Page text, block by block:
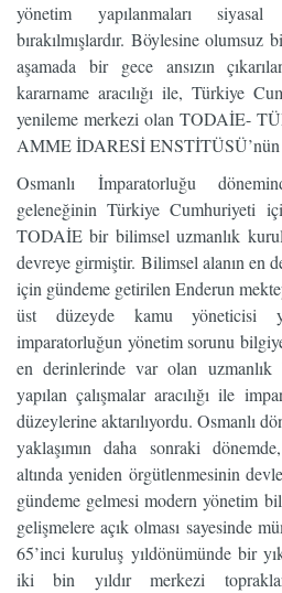
yönetim yapılanmaları
bırakılmışlardır. Böylesine
aşamada bir gece ansızın
kararname aracılığı ile, Türkiye
yenileme merkezi olan TODAİE-
AMME İDARESİ ENSTİTÜSÜ’nün
Osmanlı İmparatorluğu
geleneğinin Türkiye Cumhuriyeti
TODAİE bir bilimsel uzmanlık
devreye girmiştir. Bilimsel alanın en
için gündeme getirilen Enderun
üst düzeyde kamu yöneticisi
imparatorluğun yönetim sorunu
en derinlerinde var olan
yapılan çalışmalar aracılığı ile
düzeylerine aktarılıyordu. Osmanlı
yaklaşımın daha sonraki
altında yeniden örgütlenmesinin
gündeme gelmesi modern yönetim
gelişmelere açık olması sayesinde
65’inci kuruluş yıldönümünde bir
iki bin yıldır merkezi